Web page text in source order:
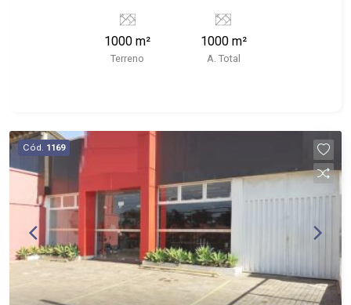
localização, próximo a Avenida Castelo Branco.
1000 m²
Terreno
1000 m²
A. Total
Cód. 1169